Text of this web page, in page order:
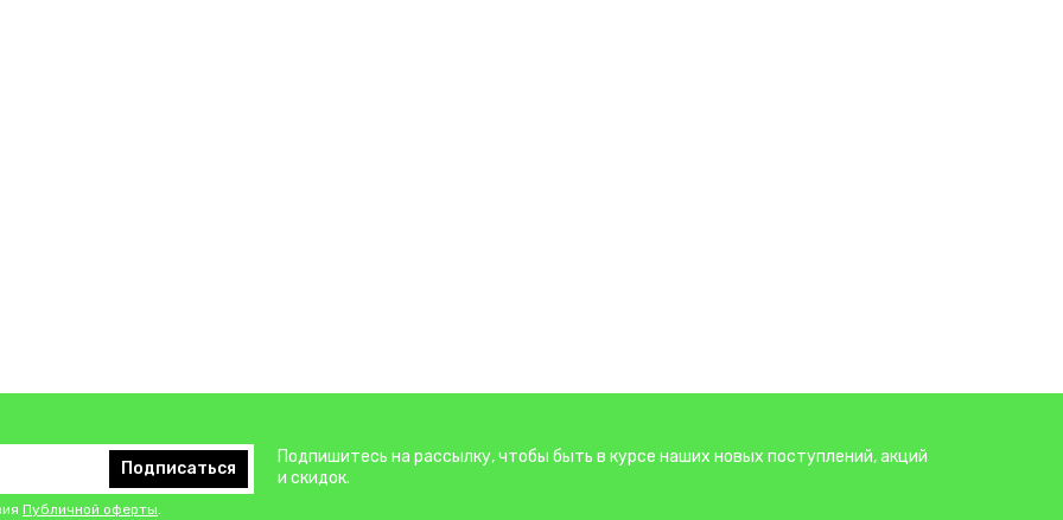
Подписаться
Публичной оферты.
Подпишитесь на рассылку, чтобы быть в курсе наших новых поступлений, акций
и скидок.